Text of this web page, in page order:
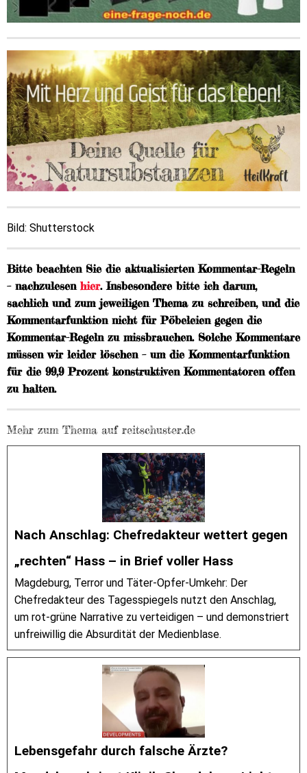
Bild: Shutterstock
Bitte beachten Sie die aktualisierten Kommentar-Regeln
– nachzulesenhier. Insbesondere bitte ich darum,
sachlich und zum jeweiligen Thema zu schreiben, und die
Kommentarfunktion nicht für Pöbeleien gegen die
Kommentar-Regeln zu missbrauchen. Solche Kommentare
müssen wir leider löschen – um die Kommentarfunktion
für die 99,9 Prozent konstruktiven Kommentatoren offen
zu halten.
Mehr zum Thema auf reitschuster.de
Nach Anschlag: Chefredakteur wettert gegen
„rechten“ Hass – in Brief voller Hass
Magdeburg, Terror und Täter-Opfer-Umkehr: Der
Chefredakteur des Tagesspiegels nutzt den Anschlag,
um rot-grüne Narrative zu verteidigen – und demonstriert
unfreiwillig die Absurdität der Medienblase.
Lebensgefahr durch falsche Ärzte?